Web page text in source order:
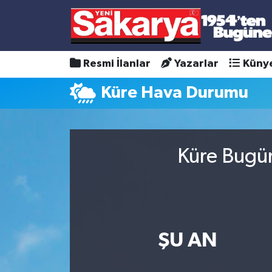
Resmi İlanlar Yazarlar
Küre Hava Durumu
Küre
ŞU AN